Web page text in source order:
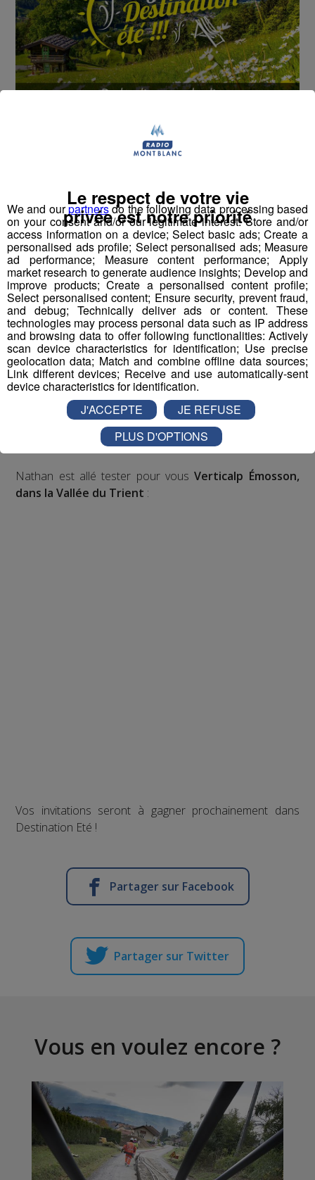
Cet été, Radio Mont Blanc s'occupe de toutes vos
sorties en famille, avec le grand jeu des vacances :
Deux rendez-vous par jour, à 8h45 et 17h45 sur
Radio Mont Blanc !
Déstination été ! Une question...une destination !
Nous vous poserons une question, a vous de faire le
bon choix entre les 3 réponses pour repartir avec vos
entrées pour un maximum d'activités dans la région !
Inscription par téléphone toute la journée pour
participer aux 2 tirages au sort par jour à 8h45 et 17h45.
Appelez le standard au 04 50 58 24 09
Pour cette semaine on vous offre vos entrées pour vous
et la personne de votre choix pourWALIBI RHONE
Nathan est allé tester pour vousVerticalp Émosson,
dans la Vallée du Trient :
Vos invitations seront à gagner prochainement dans
Destination Eté !
Partager sur Facebook
Partager sur Twitter
Vous en voulez encore ?
We and ourpartnersdo the following data processing based
on your consent and/or our legitimate interest: Store and/or
access information on a device; Select basic ads; Create a
personalised ads profile; Select personalised ads; Measure
ad performance; Measure content performance; Apply
market research to generate audience insights; Develop and
improve products; Create a personalised content profile;
Select personalised content; Ensure security, prevent fraud,
and debug; Technically deliver ads or content. These
technologies may process personal data such as IP address
and browsing data to offer following functionalities: Actively
scan device characteristics for identification; Use precise
geolocation data; Match and combine offline data sources;
Link different devices; Receive and use automatically-sent
device characteristics for identification.
Le respect de votre vie
privée est notre priorité
J'ACCEPTE
JE REFUSE
PLUS D'OPTIONS